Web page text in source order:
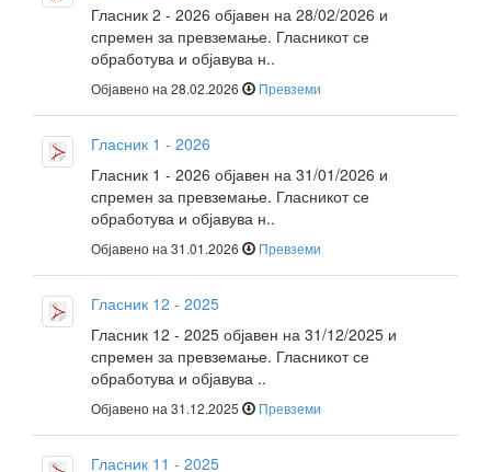
Гласник 2 - 2026 објавен на 28/02/2026 и
спремен за превземање. Гласникот се
обработува и објавува н..
Објавено на 28.02.2026 Превземи
Гласник 1 - 2026
Гласник 1 - 2026 објавен на 31/01/2026 и
спремен за превземање. Гласникот се
обработува и објавува н..
Објавено на 31.01.2026 Превземи
Гласник 12 - 2025
Гласник 12 - 2025 објавен на 31/12/2025 и
спремен за превземање. Гласникот се
обработува и објавува ..
Објавено на 31.12.2025 Превземи
Гласник 11 - 2025